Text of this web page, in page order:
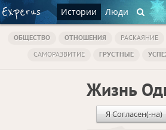
Истории Люди
ОБЩЕСТВО ОТНОШЕНИЯ РАСКАЯНИЕ
САМОРАЗВИТИЕ
ГРУСТНЫЕ
Жизнь
Я Согласен(-на)